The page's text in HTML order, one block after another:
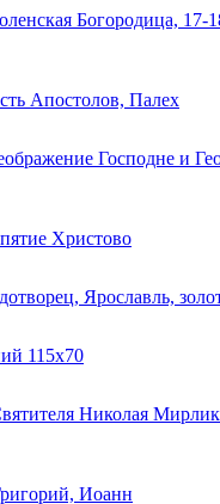
Богородица, 17-
Апостолов, Палех
Господне и
Христово
Ярославль,
115х70
Николая
Иоанн